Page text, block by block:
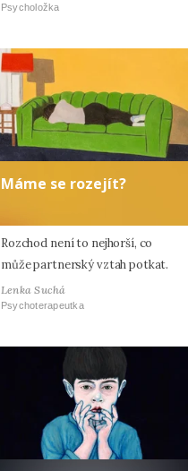
Psycholožka
Máme se rozejít?
Rozchod není to nejhorší, co
může partnerský vztah potkat.
Lenka Suchá
Psychoterapeutka